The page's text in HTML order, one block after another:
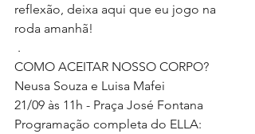
reflexão, deixa aqui que eu jogo na
roda amanhã!
.
COMO ACEITAR NOSSO CORPO?
Neusa Souza e Luisa Mafei
21/09 às 11h - Praça José Fontana
Programação completa do ELLA: